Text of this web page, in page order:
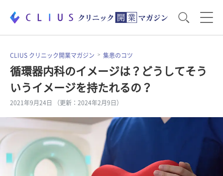
お役立ち資料 運営・経営のポイント
開業医のリアル 開業準備で大事なこと
電子カルテ・ICT 医療機器・事務機器
集患のコツ セミナー
CLIUS クリニック開業マガジン 集患のコツ
循環器内科のイメージは？どうしてそう
いうイメージを持たれるの？
2021年9月24日 （更新：2024年2月9日）